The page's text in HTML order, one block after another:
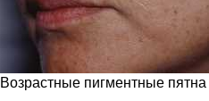
Возрастные пигментные пятна